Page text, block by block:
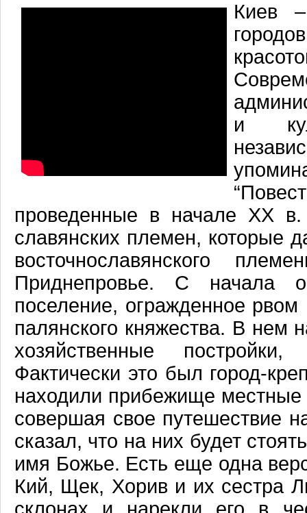
Киев
и
проведенные в начале XX
славянских племен, которые
восточнославянского
Приднепровье. С начала
поселение, огражденное
палянского княжества. В нем
хозяйственные
Фактически это был город-
находили прибежище
совершая свое путешествие
сказал, что на них будет
имя Божье. Есть еще одна
Кий, Щек, Хорив и их сестра